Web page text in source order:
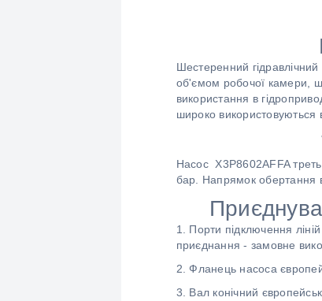
Шестеренний
об'ємом робочої камери,
використання в
широко використовуються
Насос X3P8602AFFA
бар. Напрямок обертання
1. Порти підключення
приєднання - замовне
2. Фланець насоса
3. Вал конічний